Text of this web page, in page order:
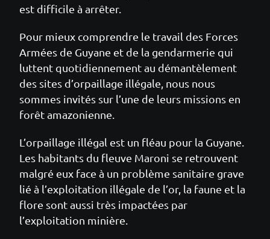
est difficile à arrêter.
Pour mieux comprendre le travail des Forces
Armées de Guyane et de la gendarmerie qui
luttent quotidiennement au démantèlement
des sites d’orpaillage illégale, nous nous
sommes invités sur l’une de leurs missions en
forêt amazonienne.
L’orpaillage illégal est un fléau pour la Guyane.
Les habitants du fleuve Maroni se retrouvent
malgré eux face à un problème sanitaire grave
lié à l’exploitation illégale de l’or, la faune et la
flore sont aussi très impactées par
l’exploitation minière.